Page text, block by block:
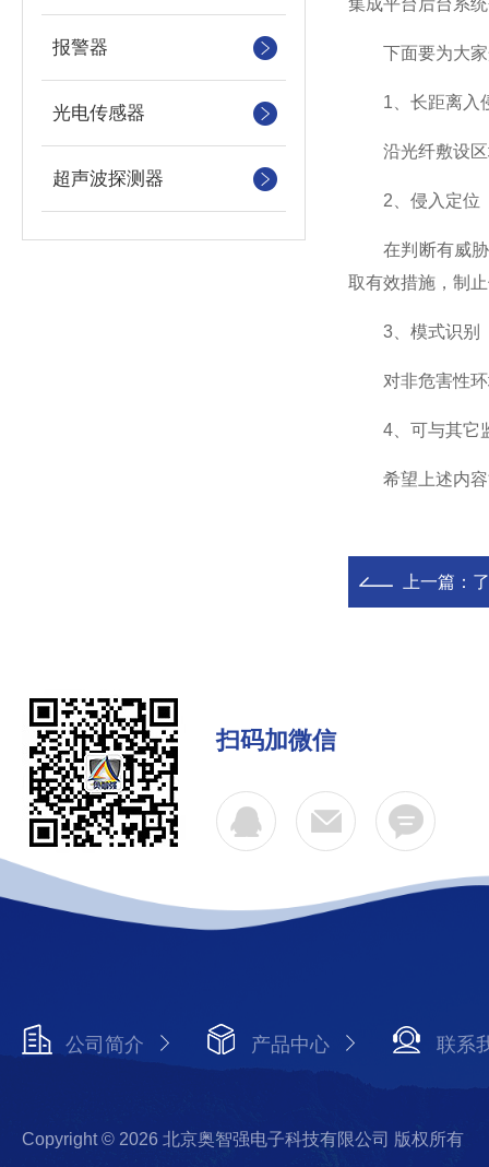
报警器
光电传感器
超声波探测器
集成平台后台系
下面要为大家
1、长距离入
沿光纤敷设区
2、侵入定位
在判断有威胁
取有效措施，制
3、模式识别
对非危害性环境
4、可与其它监
希望上述内容
上一篇：
扫码加微信
公司简介 产品中心 联系
Copyright © 2026 北京奥智强电子科技有限公司 版权所有